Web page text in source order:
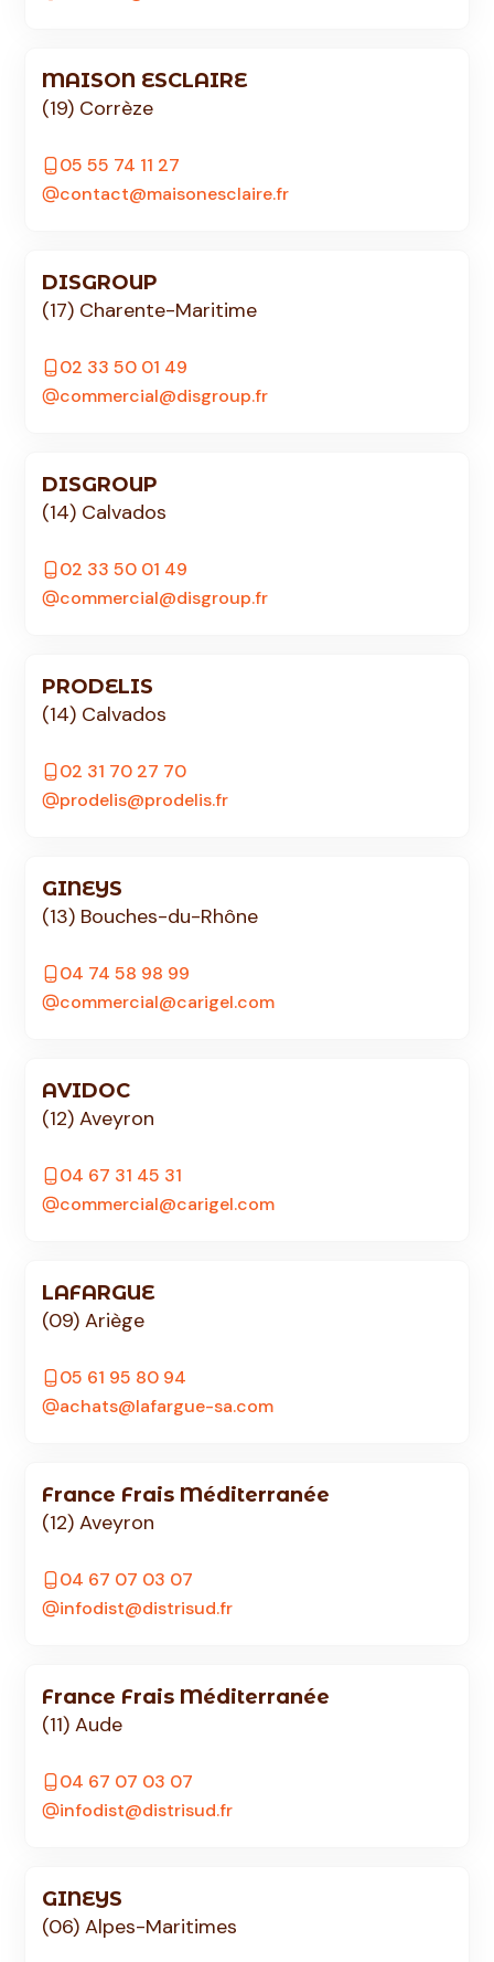
MAISON ESCLAIRE
(19) Corrèze
05 55 74 11 27
contact@maisonesclaire.fr
DISGROUP
(17) Charente-Maritime
02 33 50 01 49
commercial@disgroup.fr
DISGROUP
(14) Calvados
02 33 50 01 49
commercial@disgroup.fr
PRODELIS
(14) Calvados
02 31 70 27 70
prodelis@prodelis.fr
GINEYS
(13) Bouches-du-Rhône
04 74 58 98 99
commercial@carigel.com
AVIDOC
(12) Aveyron
04 67 31 45 31
commercial@carigel.com
LAFARGUE
(09) Ariège
05 61 95 80 94
achats@lafargue-sa.com
France Frais Méditerranée
(12) Aveyron
04 67 07 03 07
infodist@distrisud.fr
France Frais Méditerranée
(11) Aude
04 67 07 03 07
infodist@distrisud.fr
GINEYS
(06) Alpes-Maritimes